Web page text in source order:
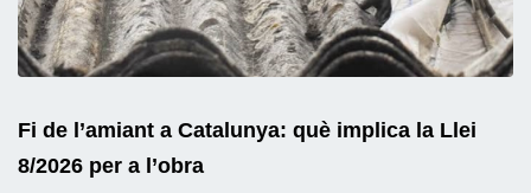
Fi de l’amiant a Catalunya: què implica la Llei
8/2026 per a l’obra